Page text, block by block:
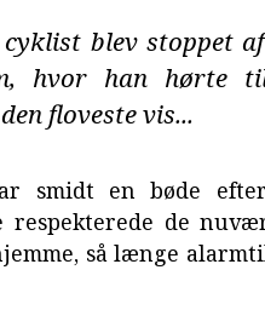
cyklist blev stoppet
hvor han hørte
floveste vis...
smidt en bøde
respekterede de
så længe